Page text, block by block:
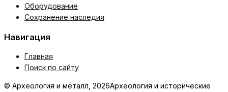
Оборудование
Сохранение наследия
Навигация
Главная
Поиск по сайту
© Археология и металл, 2026Археология и исторические